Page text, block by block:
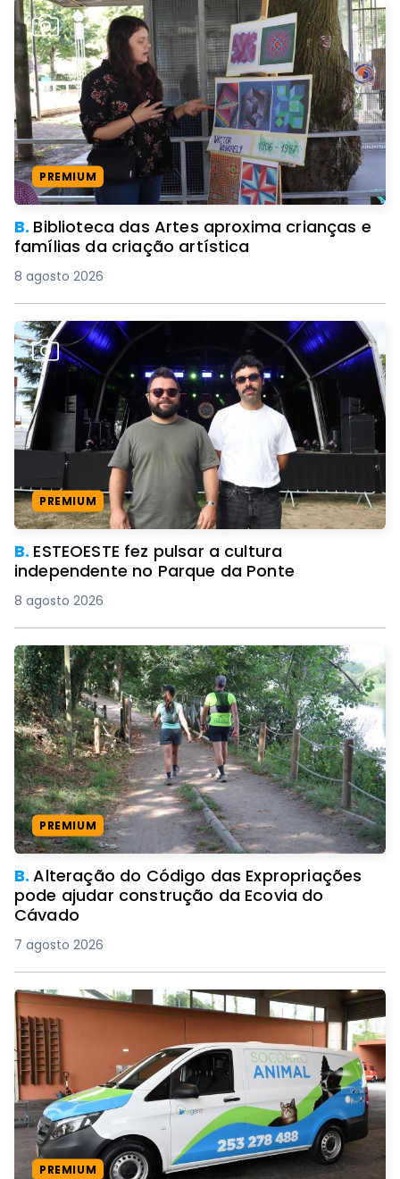
PREMIUM
B. Biblioteca das Artes aproxima crianças e
famílias da criação artística
8 agosto 2026
PREMIUM
B. ESTEOESTE fez pulsar a cultura
independente no Parque da Ponte
8 agosto 2026
PREMIUM
B.Alteração do Código das Expropriações
pode ajudar construção da Ecovia do
Cávado
7 agosto 2026
PREMIUM